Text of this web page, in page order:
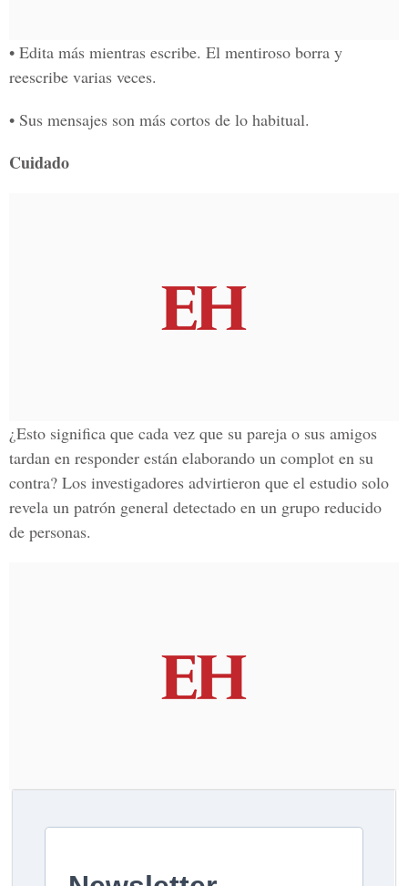
• Edita más mientras escribe. El mentiroso borra y
reescribe varias veces.
• Sus mensajes son más cortos de lo habitual.
Cuidado
¿Esto significa que cada vez que su pareja o sus amigos
tardan en responder están elaborando un complot en su
contra? Los investigadores advirtieron que el estudio solo
revela un patrón general detectado en un grupo reducido
de personas.